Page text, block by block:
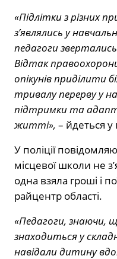
«Підлітки з різних
з’являлись у
педагоги
Відтак
опікунів приділити
тривалу перерву у
підтримки та
житті», – йдеться у
У поліції
місцевої школи не
одна взяла гроші і
райцентр області.
«Педагоги, знаючи,
знаходиться у
навідали дитину